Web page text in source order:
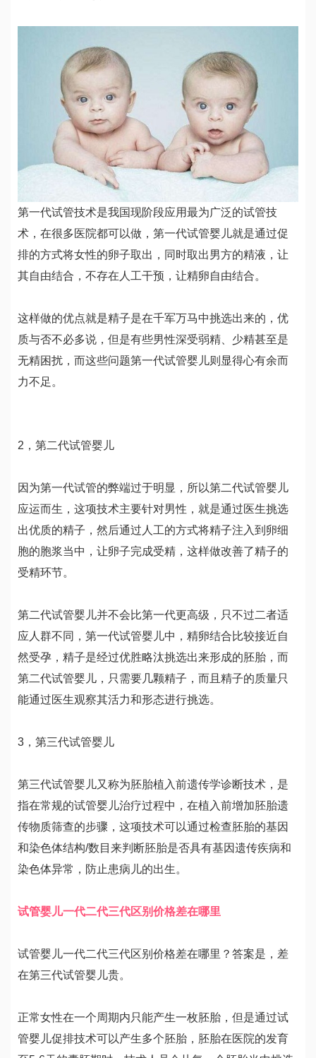
第一代试管技术是我国现阶段应用最为广泛的试管技
术，在很多医院都可以做，第一代试管婴儿就是通过促
排的方式将女性的卵子取出，同时取出男方的精液，让
其自由结合，不存在人工干预，让精卵自由结合。
这样做的优点就是精子是在千军万马中挑选出来的，优
质与否不必多说，但是有些男性深受弱精、少精甚至是
无精困扰，而这些问题第一代试管婴儿则显得心有余而
力不足。
2，第二代试管婴儿
因为第一代试管的弊端过于明显，所以第二代试管婴儿
应运而生，这项技术主要针对男性，就是通过医生挑选
出优质的精子，然后通过人工的方式将精子注入到卵细
胞的胞浆当中，让卵子完成受精，这样做改善了精子的
受精环节。
第二代试管婴儿并不会比第一代更高级，只不过二者适
应人群不同，第一代试管婴儿中，精卵结合比较接近自
然受孕，精子是经过优胜略汰挑选出来形成的胚胎，而
第二代试管婴儿，只需要几颗精子，而且精子的质量只
能通过医生观察其活力和形态进行挑选。
3，第三代试管婴儿
第三代试管婴儿又称为胚胎植入前遗传学诊断技术，是
指在常规的试管婴儿治疗过程中，在植入前增加胚胎遗
传物质筛查的步骤，这项技术可以通过检查胚胎的基因
和染色体结构/数目来判断胚胎是否具有基因遗传疾病和
染色体异常，防止患病儿的出生。
试管婴儿一代二代三代区别价格差在哪里
试管婴儿一代二代三代区别价格差在哪里？答案是，差
在第三代试管婴儿贵。
正常女性在一个周期内只能产生一枚胚胎，但是通过试
管婴儿促排技术可以产生多个胚胎，胚胎在医院的发育